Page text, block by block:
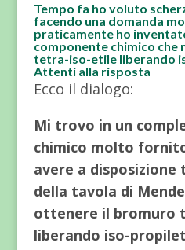
Tempo fa ho voluto
facendo una domanda
praticamente ho
componente chimico che
tetra-iso-etile liberando
Attenti alla risposta
Ecco il dialogo:
Mi trovo in un
chimico molto
avere a
della tavola di
ottenere il bromuro
liberando iso-